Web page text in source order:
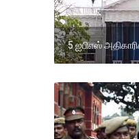
5 ஐபிஎஸ்